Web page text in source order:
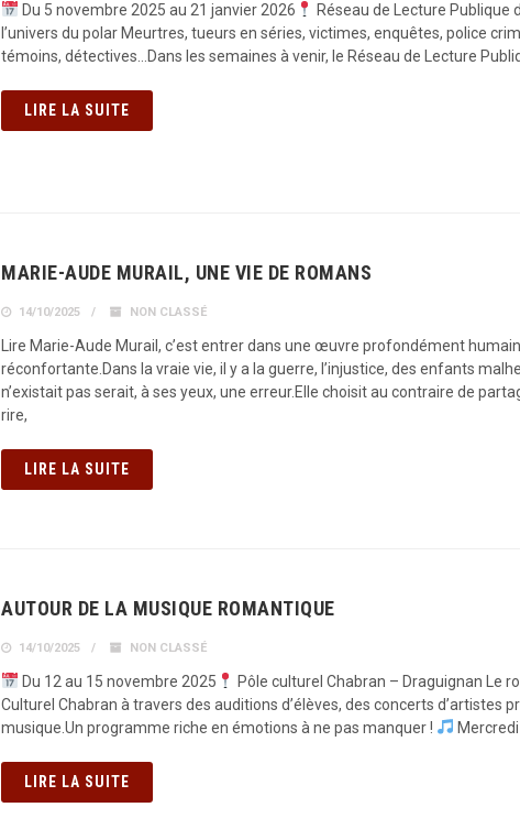
Du 5 novembre 2025 au 21 janvier 2026 Réseau de Lecture Publique
l’univers du polar Meurtres, tueurs en séries, victimes, enquêtes, police
témoins, détectives…Dans les semaines à venir, le Réseau de Lecture
LIRE LA SUITE
MARIE-AUDE MURAIL, UNE VIE DE ROMANS
14/10/2025 NON CLASSÉ
Lire Marie-Aude Murail, c’est entrer dans une œuvre profondément
réconfortante.Dans la vraie vie, il y a la guerre, l’injustice, des enfants
n’existait pas serait, à ses yeux, une erreur.Elle choisit au contraire de
rire,
LIRE LA SUITE
AUTOUR DE LA MUSIQUE ROMANTIQUE
14/10/2025 NON CLASSÉ
Du 12 au 15 novembre 2025
Pôle culturel Chabran – Draguignan Le
Culturel Chabran à travers des auditions d’élèves, des concerts d’artistes
musique.Un programme riche en émotions à ne pas manquer !
LIRE LA SUITE